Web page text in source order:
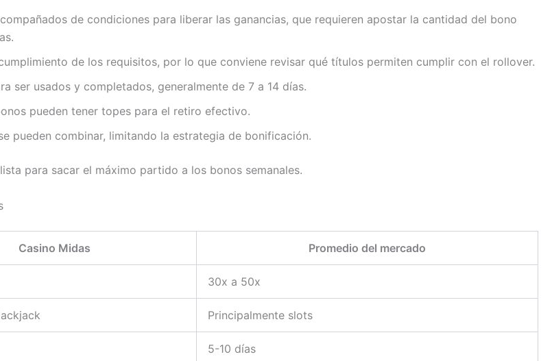
de condiciones para liberar las ganancias, que requieren apostar la cantidad del bono
de los requisitos, por lo que conviene revisar qué títulos permiten cumplir con el rollover.
ser usados y completados, generalmente de 7 a 14 días.
pueden tener topes para el retiro efectivo.
pueden combinar, limitando la estrategia de bonificación.
para sacar el máximo partido a los bonos semanales.
Casino Midas Promedio del mercado
30x a 50x
Principalmente slots
5-10 días